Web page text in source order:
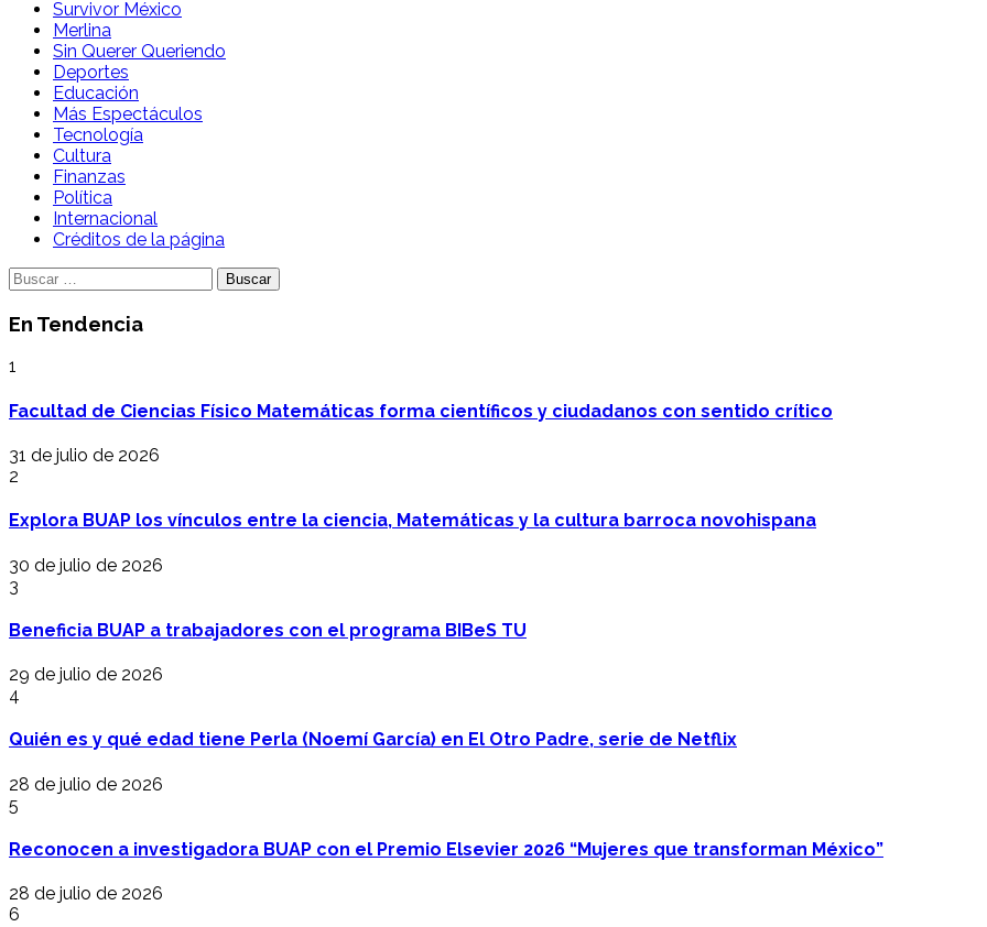
Survivor México
Merlina
Sin Querer Queriendo
Deportes
Educación
Más Espectáculos
Tecnología
Cultura
Finanzas
Política
Internacional
Créditos de la página
Buscar:
En Tendencia
1
Facultad de Ciencias Físico Matemáticas forma científicos y ciudadanos con sentido crítico
31 de julio de 2026
2
Explora BUAP los vínculos entre la ciencia, Matemáticas y la cultura barroca novohispana
30 de julio de 2026
3
Beneficia BUAP a trabajadores con el programa BIBeS TU
29 de julio de 2026
4
Quién es y qué edad tiene Perla (Noemí García) en El Otro Padre, serie de Netflix
28 de julio de 2026
5
Reconocen a investigadora BUAP con el Premio Elsevier 2026 “Mujeres que transforman México”
28 de julio de 2026
6